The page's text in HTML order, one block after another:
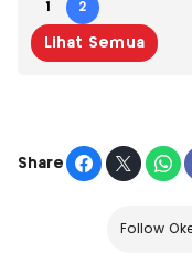
1 2
Lihat Semua
Share
Follow